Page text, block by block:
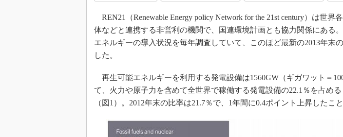
REN21（Renewable Energy policy Network for the 21st century）は世界
体などと連携する非営利の機関で、国連環境計画とも協力関係にある
エネルギーの導入状況を毎年調査していて、このほど最新の2013年末
した。
再生可能エネルギーを利用する発電設備は1560GW（ギガワット＝
て、火力や原子力を含めて全世界で稼働する発電設備の22.1％を占め
（図1）。2012年末の比率は21.7％で、1年間に0.4ポイント上昇したこと